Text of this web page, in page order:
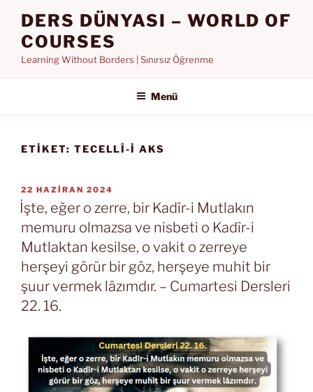
DERS DÜNYASI – WORLD OF
COURSES
Learning Without Borders | Sınırsız Öğrenme
Menü
ETIKET: TECELLÎ-I AKS
YAYIM
TARIHI
22 HAZIRAN 2024
İşte, eğer o zerre, bir Kadîr-i Mutlakın
memuru olmazsa ve nisbeti o Kadîr-i
Mutlaktan kesilse, o vakit o zerreye
herşeyi görür bir göz, herşeye muhit bir
şuur vermek lâzımdır. – Cumartesi Dersleri
22. 16.